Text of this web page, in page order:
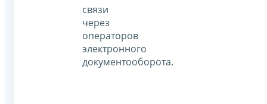
связи
через
операторов
электронного
документооборота.